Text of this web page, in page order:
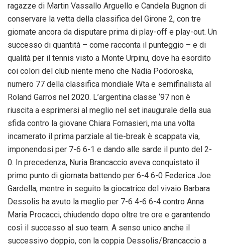
ragazze di Martin Vassallo Arguello e Candela Bugnon di
conservare la vetta della classifica del Girone 2, con tre
giornate ancora da disputare prima di play-off e play-out. Un
successo di quantità – come racconta il punteggio – e di
qualità per il tennis visto a Monte Urpinu, dove ha esordito
coi colori del club niente meno che Nadia Podoroska,
numero 77 della classifica mondiale Wta e semifinalista al
Roland Garros nel 2020. L’argentina classe ‘97 non è
riuscita a esprimersi al meglio nel set inaugurale della sua
sfida contro la giovane Chiara Fornasieri, ma una volta
incamerato il prima parziale al tie-break è scappata via,
imponendosi per 7-6 6-1 e dando alle sarde il punto del 2-
0. In precedenza, Nuria Brancaccio aveva conquistato il
primo punto di giornata battendo per 6-4 6-0 Federica Joe
Gardella, mentre in seguito la giocatrice del vivaio Barbara
Dessolis ha avuto la meglio per 7-6 4-6 6-4 contro Anna
Maria Procacci, chiudendo dopo oltre tre ore e garantendo
così il successo al suo team. A senso unico anche il
successivo doppio, con la coppia Dessolis/Brancaccio a